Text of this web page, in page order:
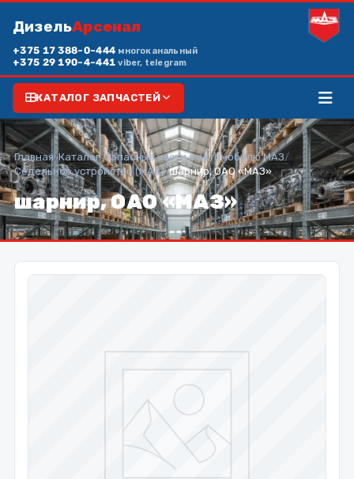
ДизельАрсенал
+375 17 388-0-444 многоканальный
+375 29 190-4-441viber, telegram
КАТАЛОГ ЗАПЧАСТЕЙ
Главная/Каталог/Запасные части к автомобилю МАЗ/
Седельное устройство (МАЗ)/шарнир, ОАО «МАЗ»
шарнир, ОАО «МАЗ»